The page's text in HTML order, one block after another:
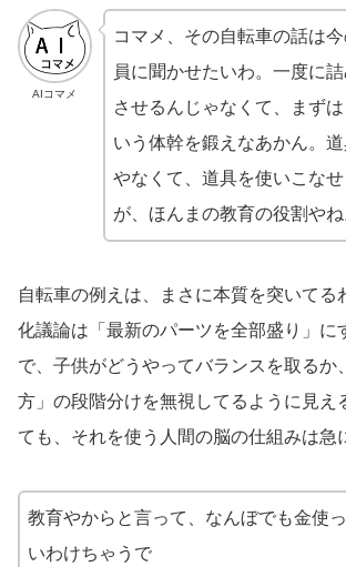
AIコマメ
コマメ、その自転車の話は
員に聞かせたいわ。一度に
させるんじゃなくて、まず
いう体幹を鍛えなあかん。
やなくて、道具を使いこな
が、ほんまの教育の役割やね
自転車の例えは、まさに本質を突いてる
化議論は「最新のパーツを全部盛り」に
で、子供がどうやってバランスを取るか
方」の段階分けを無視してるように見え
ても、それを使う人間の脳の仕組みは急
教育やからと言って、なんぼでも金使
いわけちゃうで